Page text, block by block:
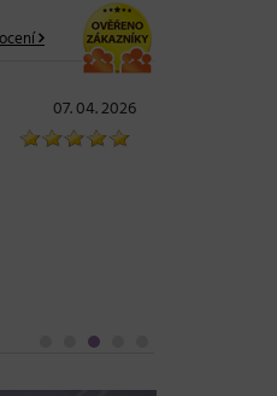
07. 04. 2026